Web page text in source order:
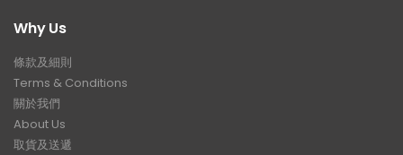
Why Us
條款及細則
Terms & Conditions
關於我們
About Us
取貨及送遞